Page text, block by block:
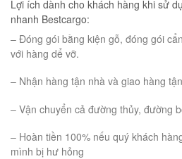
Lợi ích dành cho khách hàng khi sử
nhanh Bestcargo:
– Đóng gói bằng kiện gỗ, đóng gói
với hàng dể vỡ.
– Nhận hàng tận nhà và giao hàng
– Vận chuyển cả đường thủy, đường
– Hoàn tiền 100% nếu quý khách
mình bị hư hỏng